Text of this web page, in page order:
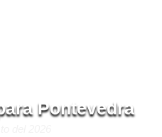
Pontevedra